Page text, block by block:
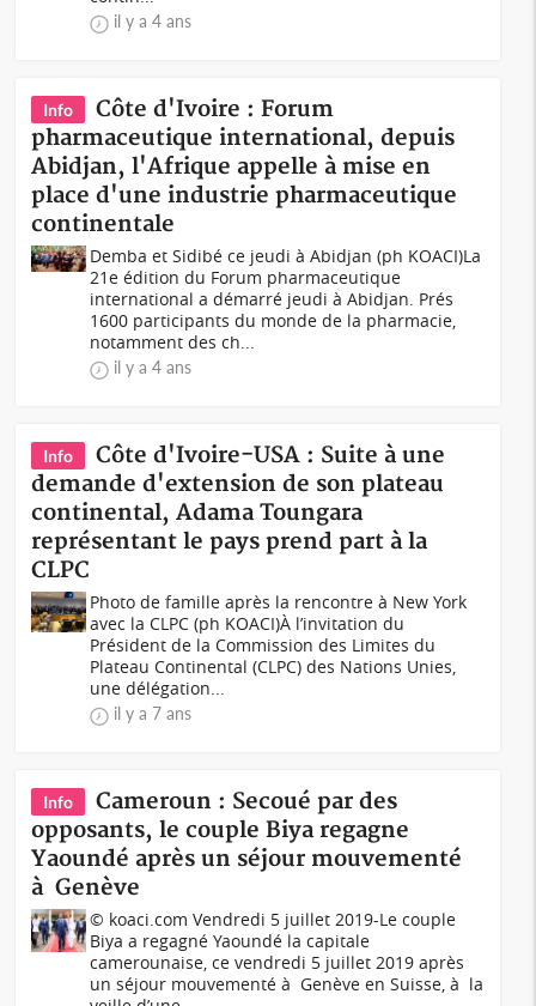
il y a 4 ans
Info
Côte d'Ivoire : Forum
pharmaceutique international, depuis
Abidjan, l'Afrique appelle à mise en
place d'une industrie pharmaceutique
continentale
Demba et Sidibé ce jeudi à Abidjan (ph KOACI)La
21e édition du Forum pharmaceutique
international a démarré jeudi à Abidjan. Prés
1600 participants du monde de la pharmacie,
notamment des ch...
il y a 4 ans
Info
Côte d'Ivoire-USA : Suite à une
demande d'extension de son plateau
continental, Adama Toungara
représentant le pays prend part à la
CLPC
Photo de famille après la rencontre à New York
avec la CLPC (ph KOACI)À l’invitation du
Président de la Commission des Limites du
Plateau Continental (CLPC) des Nations Unies,
une délégation...
il y a 7 ans
Info
Cameroun : Secoué par des
opposants, le couple Biya regagne
Yaoundé après un séjour mouvementé
à Genève
© koaci.com Vendredi 5 juillet 2019-Le couple
Biya a regagné Yaoundé la capitale
camerounaise, ce vendredi 5 juillet 2019 après
un séjour mouvementé à Genève en Suisse, à la